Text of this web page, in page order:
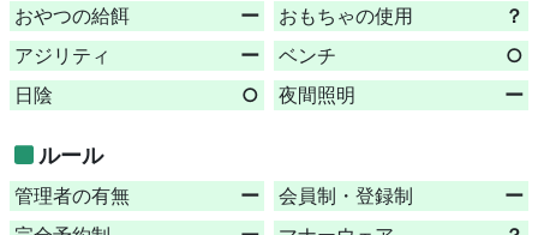
おやつの給餌
ー おもちゃの使用
？
アジリティ
ー ベンチ
○
日陰
○ 夜間照明 ー
ルール
管理者の有無 ー 会員制・登録制
ー